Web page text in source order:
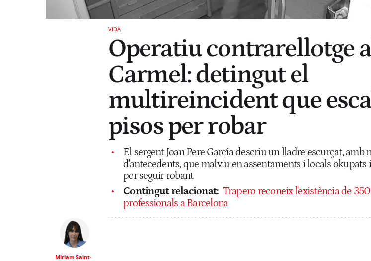
VIDA
Operatiu contrarellotge
Carmel: detingut el
multireincident que
pisos per robar
El sergent Joan Pere García descriu un lladre escurçat, amb
d'antecedents, que malviu en assentaments i locals okupats
per seguir robant
Contingut relacionat: Trapero reconeix l'existència de
professionals a Barcelona
Miriam Saint-